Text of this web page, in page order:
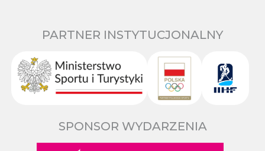
PARTNER INSTYTUCJONALNY
SPONSOR WYDARZENIA